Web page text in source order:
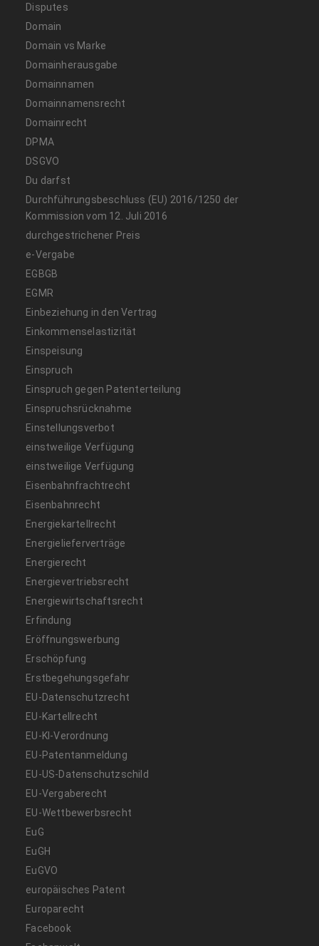
Disputes
Domain
Domain vs Marke
Domainherausgabe
Domainnamen
Domainnamensrecht
Domainrecht
DPMA
DSGVO
Du darfst
Durchführungsbeschluss (EU) 2016/1250 der
Kommission vom 12. Juli 2016
durchgestrichener Preis
e-Vergabe
EGBGB
EGMR
Einbeziehung in den Vertrag
Einkommenselastizität
Einspeisung
Einspruch
Einspruch gegen Patenterteilung
Einspruchsrücknahme
Einstellungsverbot
einstweilige Verfügung
einstweilige Verfügung
Eisenbahnfrachtrecht
Eisenbahnrecht
Energiekartellrecht
Energielieferverträge
Energierecht
Energievertriebsrecht
Energiewirtschaftsrecht
Erfindung
Eröffnungswerbung
Erschöpfung
Erstbegehungsgefahr
EU-Datenschutzrecht
EU-Kartellrecht
EU-KI-Verordnung
EU-Patentanmeldung
EU-US-Datenschutzschild
EU-Vergaberecht
EU-Wettbewerbsrecht
EuG
EuGH
EuGVO
europäisches Patent
Europarecht
Facebook